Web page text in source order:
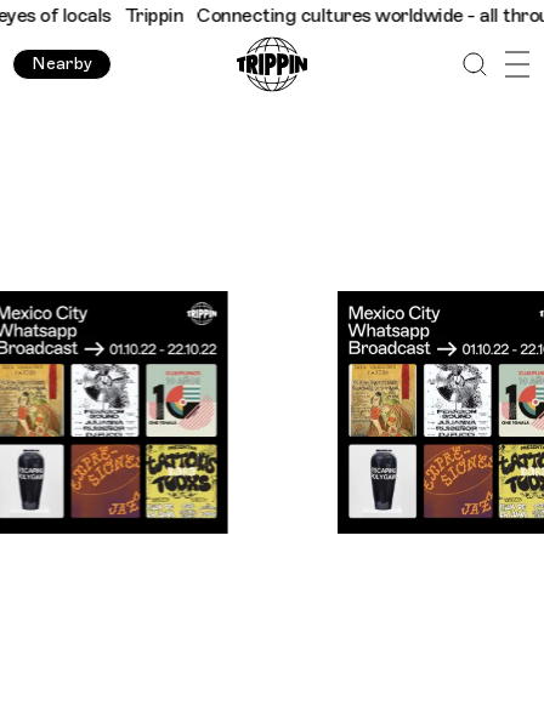
Trippin Connecting cultures worldwide - all through the
Nearby